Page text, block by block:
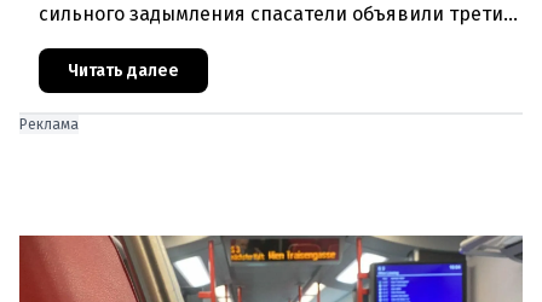
сильного задымления спасатели объявили третий
уровень тревоги и задействовали 36 единиц
техники. Огонь удалось п
Читать далее
Реклама